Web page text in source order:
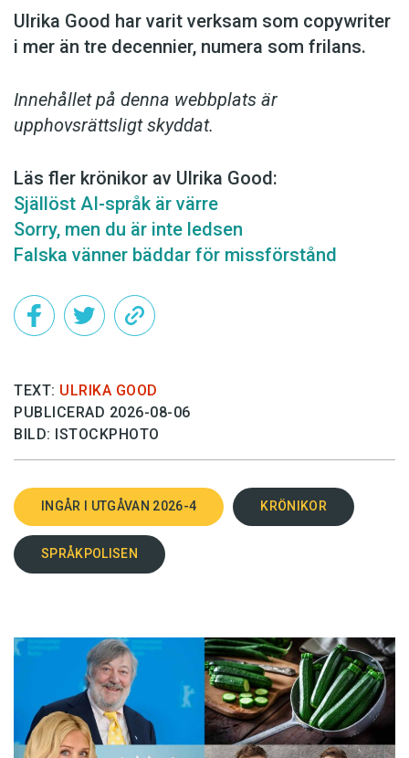
Ulrika Good har varit verksam som copy­writer
i mer än tre decennier, numera som frilans.
Innehållet på denna webbplats är
upphovsrättsligt skyddat.
Läs fler krönikor av Ulrika Good:
Själlöst AI-språk är värre
Sorry, men du är inte ledsen
Falska vänner bäddar för missförstånd
TEXT: ULRIKA GOOD
PUBLICERAD 2026-08-06
BILD: ISTOCKPHOTO
INGÅR I UTGÅVAN 2026-4 KRÖNIKOR
SPRÅKPOLISEN